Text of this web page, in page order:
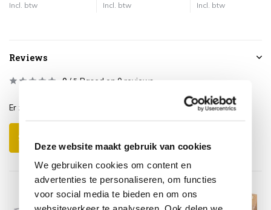
Deze website maakt gebruik van cookies
We gebruiken cookies om content en
advertenties te personaliseren, om functies
voor social media te bieden en om ons
Incl. btw Incl. btw Incl. btw
Reviews
0 / 5 Based on 0 reviews
Er zijn nog geen reviews geschreven over dit product..
Schrijf je eigen review